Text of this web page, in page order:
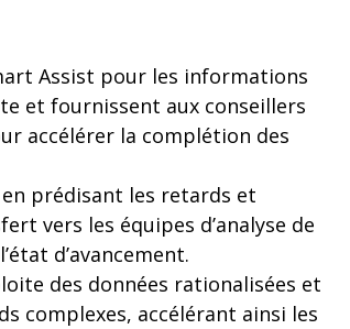
Assist pour les informations
et fournissent aux conseillers
accélérer la complétion des
en prédisant les retards et
vers les équipes d’analyse de
d’avancement.
des données rationalisées et
complexes, accélérant ainsi les